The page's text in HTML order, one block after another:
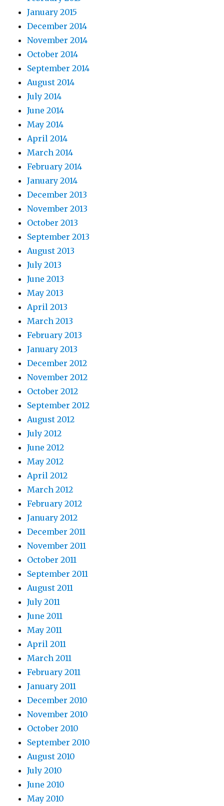
January 2015
December 2014
November 2014
October 2014
September 2014
August 2014
July 2014
June 2014
May 2014
April 2014
March 2014
February 2014
January 2014
December 2013
November 2013
October 2013
September 2013
August 2013
July 2013
June 2013
May 2013
April 2013
March 2013
February 2013
January 2013
December 2012
November 2012
October 2012
September 2012
August 2012
July 2012
June 2012
May 2012
April 2012
March 2012
February 2012
January 2012
December 2011
November 2011
October 2011
September 2011
August 2011
July 2011
June 2011
May 2011
April 2011
March 2011
February 2011
January 2011
December 2010
November 2010
October 2010
September 2010
August 2010
July 2010
June 2010
May 2010